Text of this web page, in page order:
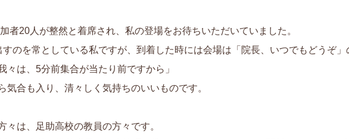
者20人が整然と着席され、私の登場をお待ちいただいていました。
のを常としている私ですが、到着した時には会場は「院長、いつでもどうぞ」
々は、5分前集合が当たり前ですから」
気合も入り、清々しく気持ちのいいものです。
々は、足助高校の教員の方々です。